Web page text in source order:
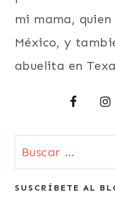
mi mama,
México, y
abuelita en
Buscar:
SUSCRÍBETE AL